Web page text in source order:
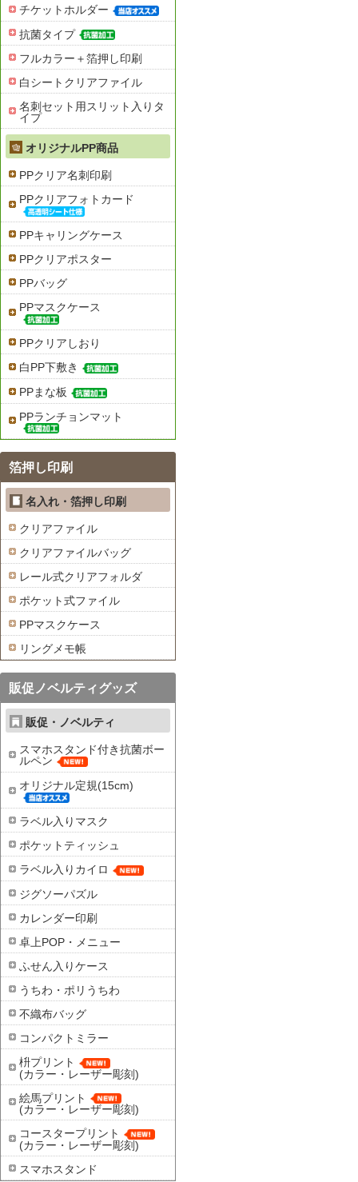
チケットホルダー
抗菌タイプ
フルカラー＋箔押し印刷
白シートクリアファイル
名刺セット用スリット入りタ
イプ
オリジナルPP商品
PPクリア名刺印刷
PPクリアフォトカード
PPキャリングケース
PPクリアポスター
PPバッグ
PPマスクケース
PPクリアしおり
白PP下敷き
PPまな板
PPランチョンマット
箔押し印刷
名入れ・箔押し印刷
クリアファイル
クリアファイルバッグ
レール式クリアフォルダ
ポケット式ファイル
PPマスクケース
リングメモ帳
販促ノベルティグッズ
販促・ノベルティ
スマホスタンド付き抗菌ボー
ルペン
オリジナル定規(15cm)
ラベル入りマスク
ポケットティッシュ
ラベル入りカイロ
ジグソーパズル
カレンダー印刷
卓上POP・メニュー
ふせん入りケース
うちわ・ポリうちわ
不織布バッグ
コンパクトミラー
枡プリント
(カラー・レーザー彫刻)
絵馬プリント
(カラー・レーザー彫刻)
コースタープリント
(カラー・レーザー彫刻)
スマホスタンド